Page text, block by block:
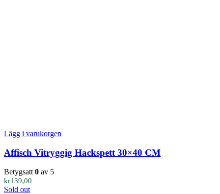
Lägg i varukorgen
Affisch Vitryggig Hackspett 30×40 CM
Betygsatt 0 av 5
kr139,00
Sold out